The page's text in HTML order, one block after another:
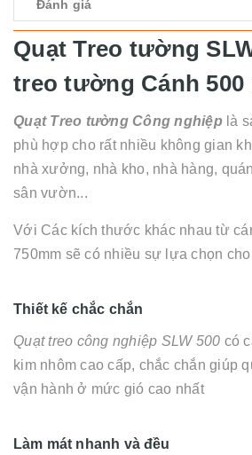
Đánh giá
Quạt Treo tường
treo tường Cánh 500
Quạt Treo tường Công nghiệplà
phù hợp cho rất nhiều không gian
nhà xưởng, nhà kho, nhà hàng,
sân vườn...
Với Các kích thước khác nhau từ
750mm sẽ có nhiều sự lựa chọn
Thiết kế chắc chắn
Quạt treo công nghiệp SLW 500 có
kim nhôm cao cấp, chắc chắn giúp
vận hành ở mức gió cao nhất
Làm mát nhanh và đều